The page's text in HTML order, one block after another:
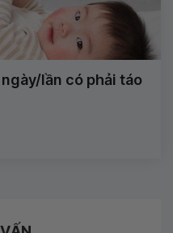
lần có phải táo